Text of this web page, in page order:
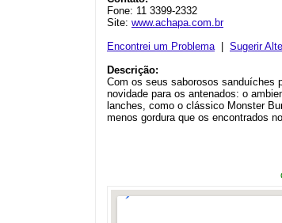
Fone: 11 3399-2332
Site: www.achapa.com.br
Encontrei um Problema| Sugerir
Descrição:
Com os seus saborosos sanduíches
novidade para os antenados: o
lanches, como o clássico Monster
menos gordura que os encontrados